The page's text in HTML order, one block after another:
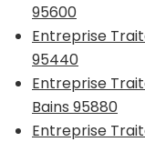
95600
Entreprise
95440
Entreprise
Bains 95880
Entreprise